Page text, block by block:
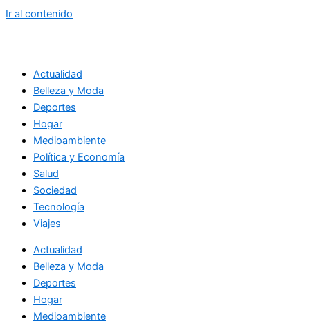
Ir al contenido
Actualidad
Belleza y Moda
Deportes
Hogar
Medioambiente
Política y Economía
Salud
Sociedad
Tecnología
Viajes
Actualidad
Belleza y Moda
Deportes
Hogar
Medioambiente